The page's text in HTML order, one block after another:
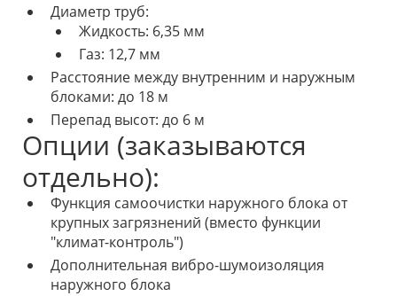
Диаметр труб:
Жидкость: 6,35 мм
Газ: 12,7 мм
Расстояние между внутренним и наружным
блоками: до 18 м
Перепад высот: до 6 м
Опции (заказываются
отдельно):
Функция самоочистки наружного блока от
крупных загрязнений (вместо функции
"климат-контроль")
Дополнительная вибро-шумоизоляция
наружного блока